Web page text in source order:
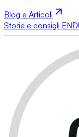
Blog e Articoli
Storie e consigli